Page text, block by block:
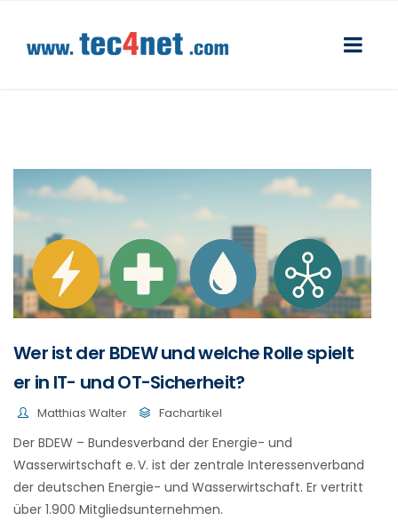
Wer ist der BDEW und welche Rolle spielt
er in IT- und OT-Sicherheit?
Matthias Walter Fachartikel
Der BDEW – Bundesverband der Energie- und
Wasserwirtschaft e. V. ist der zentrale Interessenverband
der deutschen Energie- und Wasserwirtschaft. Er vertritt
über 1.900 Mitgliedsunternehmen.